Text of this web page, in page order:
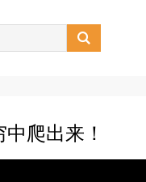

爬出来！